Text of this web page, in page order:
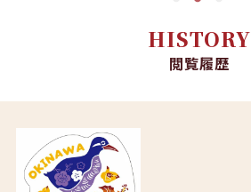
HISTORY
閲覧履歴